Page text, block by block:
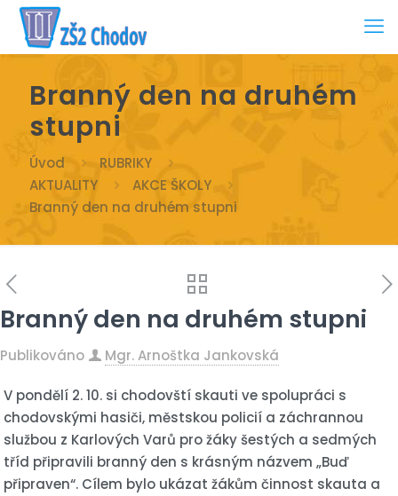
Branný den na druhém
stupni
Úvod
RUBRIKY
AKTUALITY
AKCE ŠKOLY
Branný den na druhém stupni
Branný den na druhém stupni
Publikováno Mgr. Arnoštka Jankovská
V pondělí 2. 10. si chodovští skauti ve spolupráci s
chodovskými hasiči, městskou policií a záchrannou
službou z Karlových Varů pro žáky šestých a sedmých
tříd připravili branný den s krásným názvem „Buď
připraven“. Cílem bylo ukázat žákům činnost skauta a